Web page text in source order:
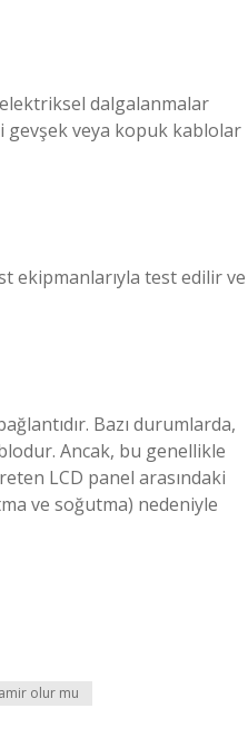
dalgalanmalar
gevşek veya kopuk kablolar
ekipmanlarıyla test edilir ve
Bazı durumlarda,
Ancak, bu genellikle
LCD panel arasındaki
ve soğutma) nedeniyle
olur mu